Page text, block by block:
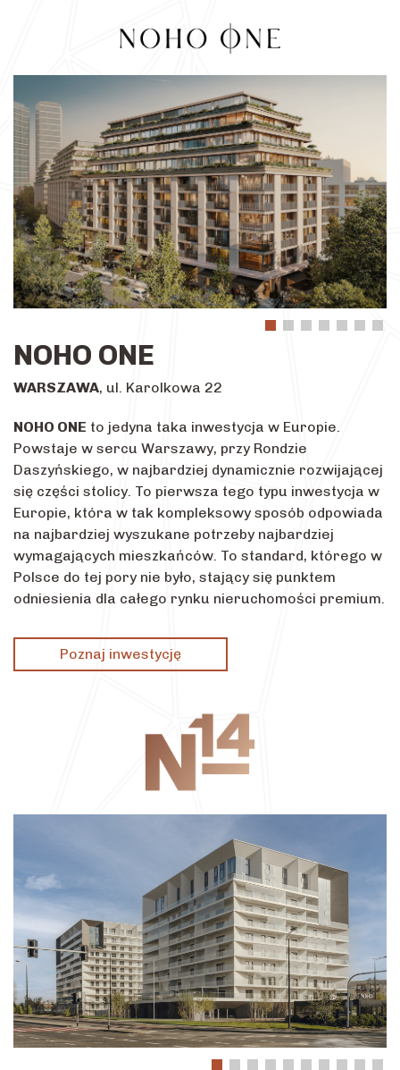
NOHO ONE
WARSZAWA, ul. Karolkowa 22
NOHO ONE to jedyna taka inwestycja w Europie.
Powstaje w sercu Warszawy, przy Rondzie
Daszyńskiego, w najbardziej dynamicznie rozwijającej
się części stolicy. To pierwsza tego typu inwestycja w
Europie, która w tak kompleksowy sposób odpowiada
na najbardziej wyszukane potrzeby najbardziej
wymagających mieszkańców. To standard, którego w
Polsce do tej pory nie było, stający się punktem
odniesienia dla całego rynku nieruchomości premium.
Poznaj inwestycję